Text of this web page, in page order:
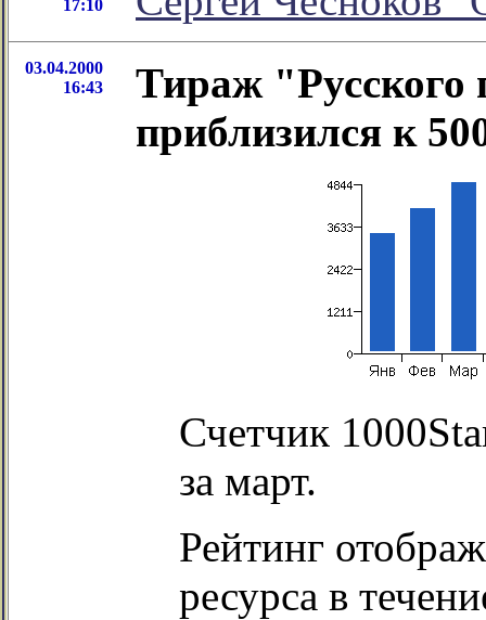
17:10
03.04.2000
16:43
Тираж "Русского
приблизился к
Счетчик
за март.
Рейтинг
ресурса в